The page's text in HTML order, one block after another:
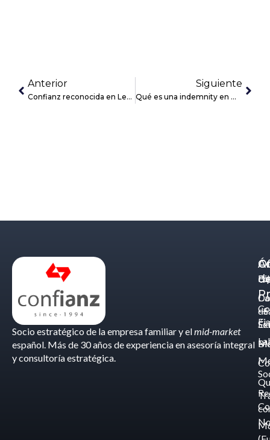
Anterior
Confianz reconocida en Legal 500 y Chambers Europe 2025
Siguiente
Qué es una indemnity en M&A y cómo te protege
Socio estratégico de la empresa familiar y elmid-market
español. Más de 30 años de experiencia en asesoría integral
y consultoría estratégica.
de
-